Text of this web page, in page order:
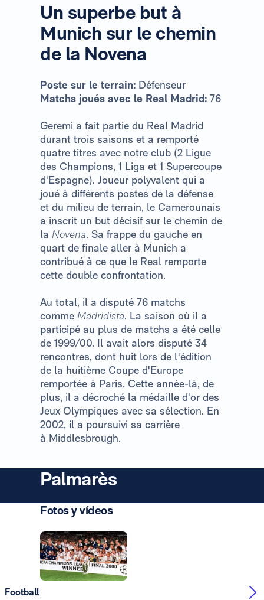
Un superbe but à
Munich sur le chemin
de la Novena
Poste sur le terrain: Défenseur
Matchs joués avec le Real Madrid: 76
Geremi a fait partie du Real Madrid
durant trois saisons et a remporté
quatre titres avec notre club (2 Ligue
des Champions, 1 Liga et 1 Supercoupe
d'Espagne). Joueur polyvalent qui a
joué à différents postes de la défense
et du milieu de terrain, le Camerounais
a inscrit un but décisif sur le chemin de
la Novena. Sa frappe du gauche en
quart de finale aller à Munich a
contribué à ce que le Real remporte
cette double confrontation.
Au total, il a disputé 76 matchs
comme Madridista. La saison où il a
participé au plus de matchs a été celle
de 1999/00. Il avait alors disputé 34
rencontres, dont huit lors de l'édition
de la huitième Coupe d'Europe
remportée à Paris. Cette année-là, de
plus, il a décroché la médaille d'or des
Jeux Olympiques avec sa sélection. En
2002, il a poursuivi sa carrière
à Middlesbrough.
Palmarès
Fotos y vídeos
Football